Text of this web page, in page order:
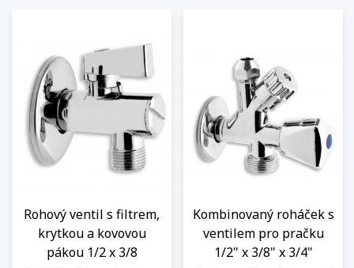
Rohový ventil s filtrem,
krytkou a kovovou
pákou 1/2 x 3/8
Kombinovaný roháček s
ventilem pro pračku
1/2" x 3/8" x 3/4"